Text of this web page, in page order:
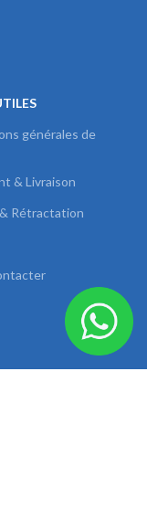
générales de
& Livraison
Rétractation